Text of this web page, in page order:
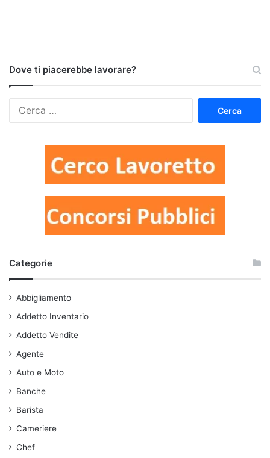
Dove ti piacerebbe lavorare?
Categorie
Abbigliamento
Addetto Inventario
Addetto Vendite
Agente
Auto e Moto
Banche
Barista
Cameriere
Chef